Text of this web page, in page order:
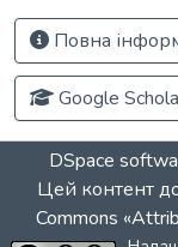
Повна
Google
DSpace
Цей контент
Commons